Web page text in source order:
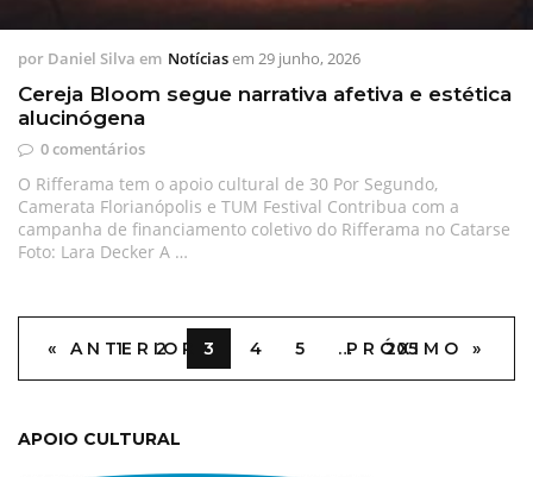
por Daniel Silva em Notíciasem 29 junho, 2026
Cereja Bloom segue narrativa afetiva e estética
alucinógena
0 comentários
O Rifferama tem o apoio cultural de 30 Por Segundo,
Camerata Florianópolis e TUM Festival Contribua com a
campanha de financiamento coletivo do Rifferama no Catarse
Foto: Lara Decker A …
« ANTERIOR
1 2 3 4 5 … 205
PRÓXIMO »
APOIO CULTURAL